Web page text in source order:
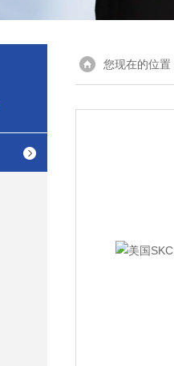
您现在的位置